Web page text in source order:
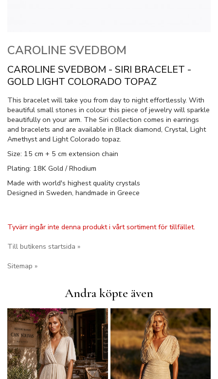
CAROLINE SVEDBOM
CAROLINE SVEDBOM - SIRI BRACELET -
GOLD LIGHT COLORADO TOPAZ
This bracelet will take you from day to night effortlessly. With
beautiful small stones in colour this piece of jewelry will sparkle
beautifully on your arm. The Siri collection comes in earrings
and bracelets and are available in Black diamond, Crystal, Light
Amethyst and Light Colorado topaz.
Size: 15 cm + 5 cm extension chain
Plating: 18K Gold / Rhodium
Made with world's highest quality crystals
Designed in Sweden, handmade in Greece
Tyvärr ingår inte denna produkt i vårt sortiment för tillfället.
Till butikens startsida »
Sitemap »
Andra köpte även